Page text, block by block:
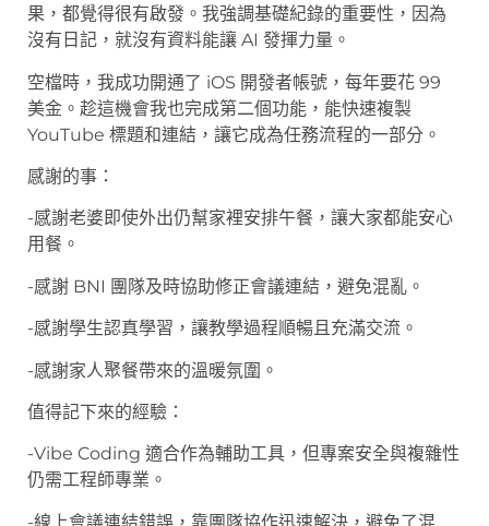
果，都覺得很有啟發。我強調基礎紀錄的重要性，因為
沒有日記，就沒有資料能讓 AI 發揮力量。
空檔時，我成功開通了 iOS 開發者帳號，每年要花 99
美金。趁這機會我也完成第二個功能，能快速複製
YouTube 標題和連結，讓它成為任務流程的一部分。
感謝的事：
-感謝老婆即使外出仍幫家裡安排午餐，讓大家都能安心
用餐。
-感謝 BNI 團隊及時協助修正會議連結，避免混亂。
-感謝學生認真學習，讓教學過程順暢且充滿交流。
-感謝家人聚餐帶來的溫暖氛圍。
值得記下來的經驗：
-Vibe Coding 適合作為輔助工具，但專案安全與複雜性
仍需工程師專業。